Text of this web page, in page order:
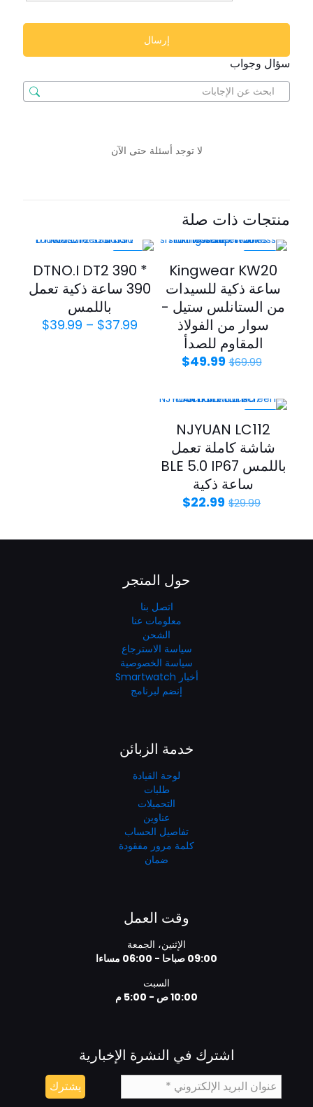
سؤال وجواب
لا توجد أسئلة حتى الآن
منتجات ذات صلة
Kingwear KW20
ساعة ذكية للسيدات
من الستانلس ستيل -
سوار من الفولاذ
المقاوم للصدأ
$69.99
$49.99
DTNO.I DT2 390 *
390 ساعة ذكية تعمل
باللمس
$37.99
–
$39.99
NJYUAN LC112
شاشة كاملة تعمل
باللمس BLE 5.0 IP67
ساعة ذكية
$29.99
$22.99
حول المتجر
اتصل بنا
معلومات عنا
الشحن
سياسة الاسترجاع
سياسة الخصوصية
أخبار Smartwatch
إنضم لبرنامج
خدمة الزبائن
لوحة القيادة
طلبات
التحميلات
عناوين
تفاصيل الحساب
كلمة مرور مفقودة
ضمان
وقت العمل
الإثنين، الجمعة
09:00 صباحا - 06:00 مساءا
السبت
10:00 ص - 5:00 م
اشترك في النشرة الإخبارية